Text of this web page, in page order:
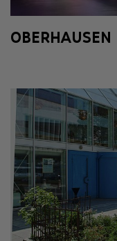
OBERHAUSEN